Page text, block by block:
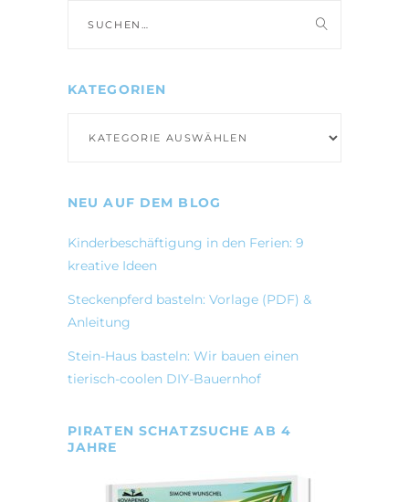
nach:
KATEGORIEN
NEU AUF DEM BLOG
Kinderbeschäftigung in den Ferien: 9
kreative Ideen
Steckenpferd basteln: Vorlage (PDF) &
Anleitung
Stein-Haus basteln: Wir bauen einen
tierisch-coolen DIY-Bauernhof
PIRATEN SCHATZSUCHE AB 4
JAHRE